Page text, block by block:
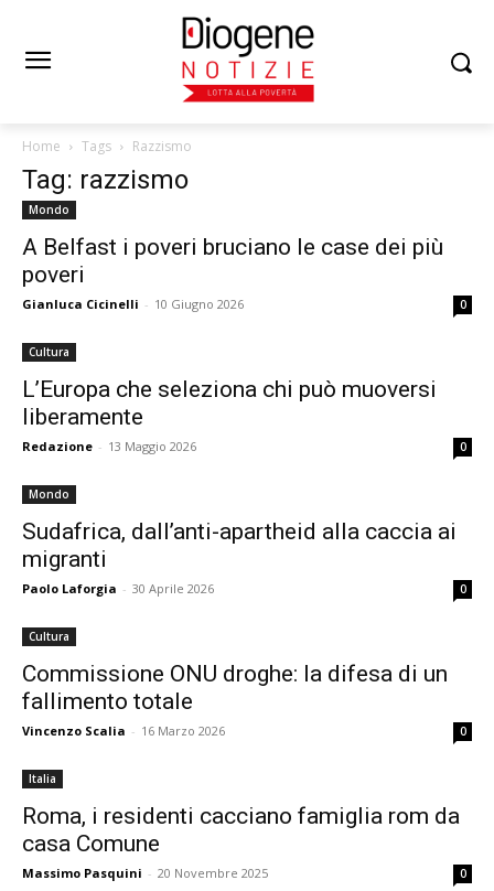
Home Tags Razzismo
Tag: razzismo
Mondo
A Belfast i poveri bruciano le case dei più
poveri
Gianluca Cicinelli - 10 Giugno 2026 0
Cultura
L’Europa che seleziona chi può muoversi
liberamente
Redazione - 13 Maggio 2026 0
Mondo
Sudafrica, dall’anti-apartheid alla caccia ai
migranti
Paolo Laforgia - 30 Aprile 2026 0
Cultura
Commissione ONU droghe: la difesa di un
fallimento totale
Vincenzo Scalia - 16 Marzo 2026 0
Italia
Roma, i residenti cacciano famiglia rom da
casa Comune
Massimo Pasquini - 20 Novembre 2025 0